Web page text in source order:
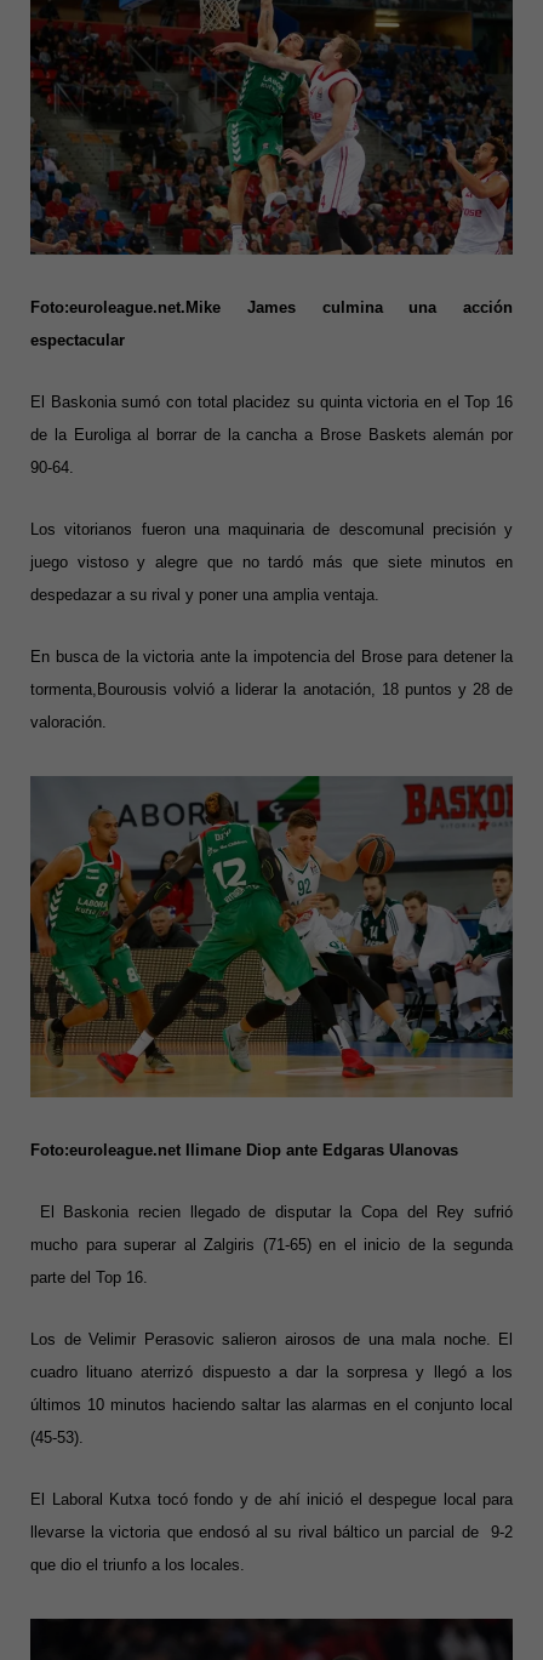
Foto:euroleague.net.Mike James culmina una acción
espectacular
El Baskonia sumó con total placidez su quinta victoria en el Top 16
de la Euroliga al borrar de la cancha a Brose Baskets alemán por
90-64.
Los vitorianos fueron una maquinaria de descomunal precisión y
juego vistoso y alegre que no tardó más que siete minutos en
despedazar a su rival y poner una amplia ventaja.
En busca de la victoria ante la impotencia del Brose para detener la
tormenta,Bourousis volvió a liderar la anotación, 18 puntos y 28 de
valoración.
Foto:euroleague.net Ilimane Diop ante Edgaras Ulanovas
El Baskonia recien llegado de disputar la Copa del Rey sufrió
mucho para superar al Zalgiris (71-65) en el inicio de la segunda
parte del Top 16.
Los de Velimir Perasovic salieron airosos de una mala noche. El
cuadro lituano aterrizó dispuesto a dar la sorpresa y llegó a los
últimos 10 minutos haciendo saltar las alarmas en el conjunto local
(45-53).
El Laboral Kutxa tocó fondo y de ahí inició el despegue local para
llevarse la victoria que endosó al su rival báltico un parcial de 9-2
que dio el triunfo a los locales.